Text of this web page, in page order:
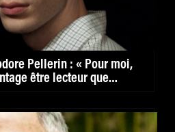
Pellerin : « Pour moi,
être lecteur que